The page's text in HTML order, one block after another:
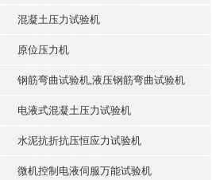
混凝土压力试验机
原位压力机
钢筋弯曲试验机,液压钢筋弯曲试验机
电液式混凝土压力试验机
水泥抗折抗压恒应力试验机
微机控制电液伺服万能试验机